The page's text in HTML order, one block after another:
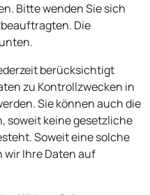
Bitte wenden Sie sich
Die
berücksichtigt
zu Kontrollzwecken in
Sie können auch die
soweit keine gesetzliche
Soweit eine solche
Ihre Daten auf